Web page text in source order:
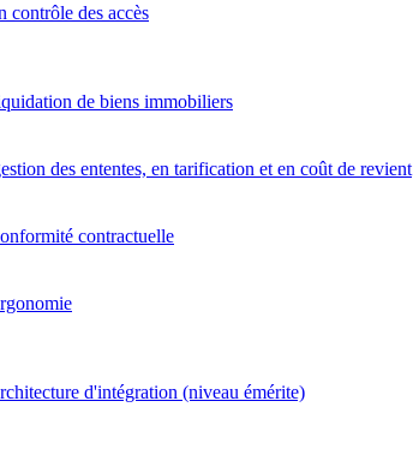
contrôle des accès
de biens immobiliers
des ententes, en tarification et en coût de revient
contractuelle
d'intégration (niveau émérite)